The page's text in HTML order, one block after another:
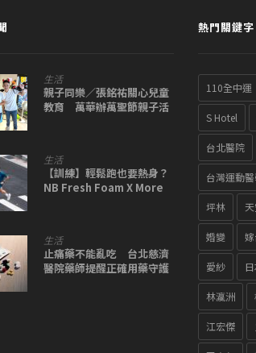
生活
親子同樂／張銘祐關心兒童
教育 萬華辦萬聖節親子活
生活
【訓練】輕鬆跑也要熱身？
NB Fresh Foam X More
生活
止痛藥不能亂吃 台北慈濟
醫院藥師提醒正確用藥守護
熱門關鍵字
110全中運
S Hotel
台北醫院
台灣運動
坪林
婚變
愛紗
林瀛洲
江宏傑